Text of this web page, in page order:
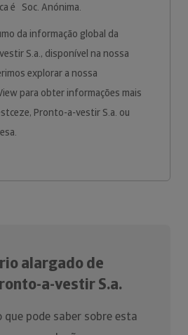
é Soc. Anónima.
da informação global da
S.a., disponível na nossa
explorar a nossa
para obter informações mais
Pronto-a-vestir S.a. ou
alargado de
a-vestir S.a.
que pode saber sobre esta